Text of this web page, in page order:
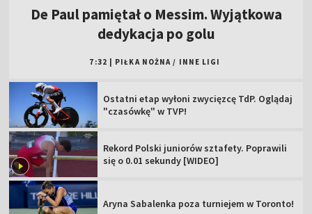
De Paul pamiętał o Messim. Wyjątkowa
dedykacja po golu
7:32 PIŁKA NOŻNA / INNE LIGI
Ostatni etap wyłoni zwycięzcę TdP. Oglądaj
"czasówkę" w TVP!
Rekord Polski juniorów sztafety. Poprawili
się o 0.01 sekundy [WIDEO]
Aryna Sabalenka poza turniejem w Toronto!